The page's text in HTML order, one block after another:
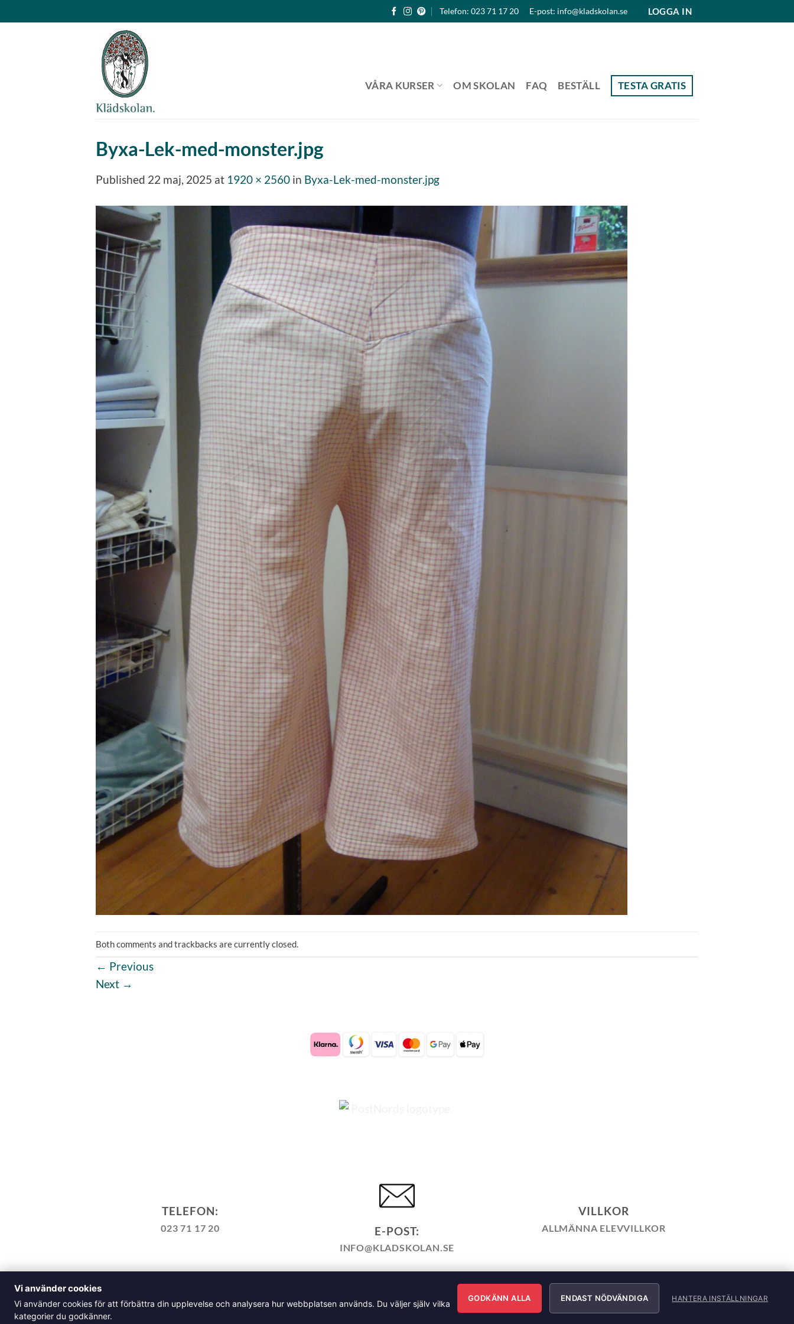
to
Telefon: 023 71 17 20 E-post: info@kladskolan.se LOGGA IN
VÅRA KURSER OM SKOLAN FAQ BESTÄLL TESTA GRATIS
Byxa-Lek-med-monster.jpg
Published 22 maj, 2025 at 1920 × 2560 in Byxa-Lek-med-monster.jpg
Both comments and trackbacks are currently closed.
← Previous
Next →
TELEFON:
023 71 17 20 E-POST:
INFO@KLADSKOLAN.SE
VILLKOR
ALLMÄNNA ELEVVILLKOR
HEMSIDEPOLICY COOKIEPOLICY
ALLMÄNNA FRÅGOR OM VÅRA KURSER I SÖMNAD OCH TILLSKÄRNING
Klädskolan Sverige AB, Åsgatan 35, 791 71 Falun Copyright 2026 © Klädskolan Sverige AB. All Rights Reserved
Vi använder cookies
Vi använder cookies för att förbättra din upplevelse och analysera hur webbplatsen används. Du väljer själv vilka
kategorier du godkänner.
GODKÄNN ALLA ENDAST NÖDVÄNDIGA HANTERA INSTÄLLNINGAR